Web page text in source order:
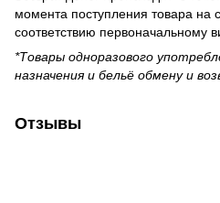
момента поступления товара на
соответствию первоначальному
*Товары одноразового
назначения и бельё обмену и
Отзывы